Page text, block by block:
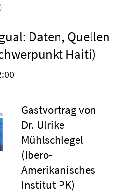
Daten, Quellen
Haiti)
Gastvortrag von
Dr. Ulrike
Mühlschlegel
(Ibero-
Amerikanisches
Institut PK)